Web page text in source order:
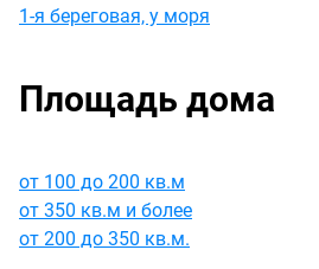
1-я береговая, у моря
Площадь дома
от 100 до 200 кв.м
от 350 кв.м и более
от 200 до 350 кв.м.